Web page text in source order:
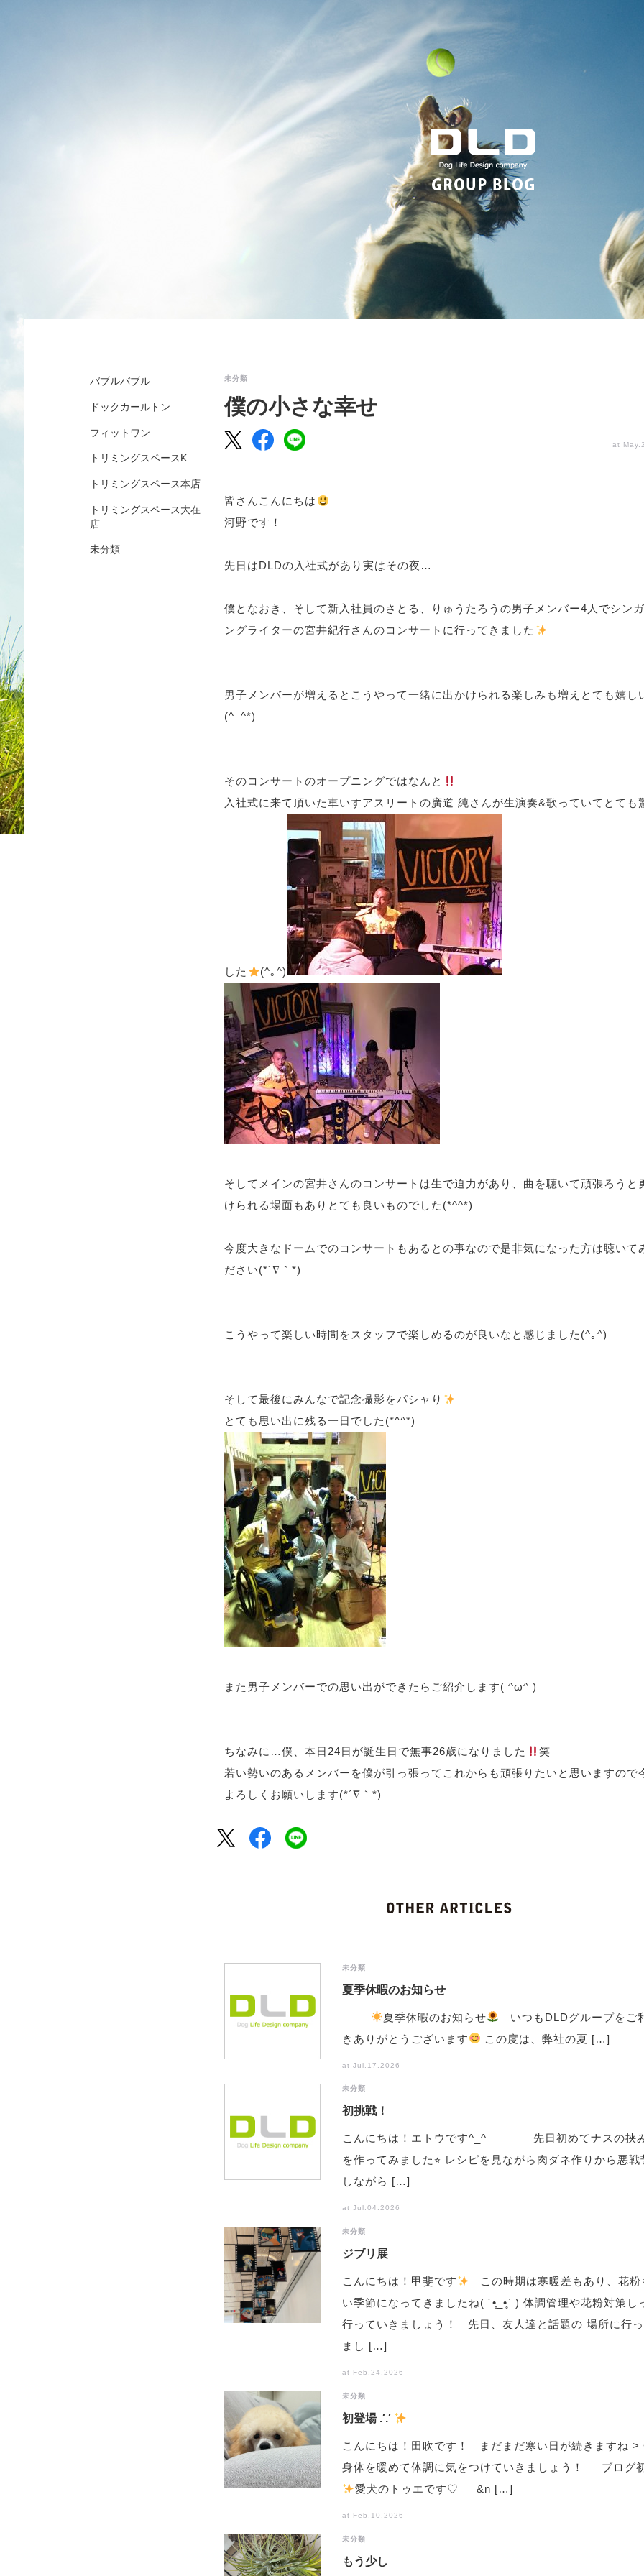
バブルバブル
ドックカールトン
フィットワン
トリミングスペースK
トリミングスペース本店
トリミングスペース大在
店
未分類
未分類
僕の小さな幸せ
at
皆さんこんにちは
河野です！
先日はDLDの入社式があり実はその夜…
僕となおき、そして新入社員のさとる、りゅうたろうの男子メンバー4人でシン
ングライターの宮井紀行さんのコンサートに行ってきました
男子メンバーが増えるとこうやって一緒に出かけられる楽しみも増えとても嬉し
(^_^*)
そのコンサートのオープニングではなんと
入社式に来て頂いた車いすアスリートの廣道 純さんが生演奏&歌っていてとても
した (^｡^)
そしてメインの宮井さんのコンサートは生で迫力があり、曲を聴いて頑張ろうと
けられる場面もありとても良いものでした(*^^*)
今度大きなドームでのコンサートもあるとの事なので是非気になった方は聴いて
ださい(*´∇｀*)
こうやって楽しい時間をスタッフで楽しめるのが良いなと感じました(^｡^)
そして最後にみんなで記念撮影をパシャり
とても思い出に残る一日でした(*^^*)
また男子メンバーでの思い出ができたらご紹介します( ^ω^ )
ちなみに…僕、本日24日が誕生日で無事26歳になりました
笑
若い勢いのあるメンバーを僕が引っ張ってこれからも頑張りたいと思いますので
よろしくお願いします(*´∇｀*)
未分類
夏季休暇のお知らせ
夏季休暇のお知らせ
いつもDLDグループをご
きありがとうございます
この度は、弊社の夏 […]
at Jul.17.2026
未分類
初挑戦！
こんにちは！エトウです^_^ 先日初めてナスの挟
を作ってみました⭐︎ レシピを見ながら肉ダネ作りから悪戦
しながら […]
at Jul.04.2026
未分類
ジブリ展
こんにちは！甲斐です
この時期は寒暖差もあり、花粉
い季節になってきましたね( ´•̥_•̥` ) 体調管理や花粉対策し
行っていきましょう！ 先日、友人達と話題の 場所に行
まし […]
at Feb.24.2026
未分類
初登場 .′.′
こんにちは！田吹です！ まだまだ寒い日が続きますね >
身体を暖めて体調に気をつけていきましょう！ ブログ
️愛犬のトゥエです♡ &n […]
at Feb.10.2026
未分類
もう少し